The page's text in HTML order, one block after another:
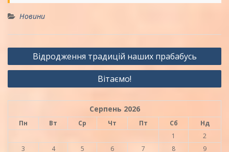
Новини
Навігація
записів
Відродження традицій наших прабабусь
Вітаємо!
Серпень 2026
Пн Вт Ср Чт Пт Сб
Нд
1
2
3
4 5 6 7 8
9